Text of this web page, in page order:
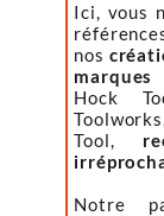
Ici, vous
nos
marques
Hock
Tool,
Notre